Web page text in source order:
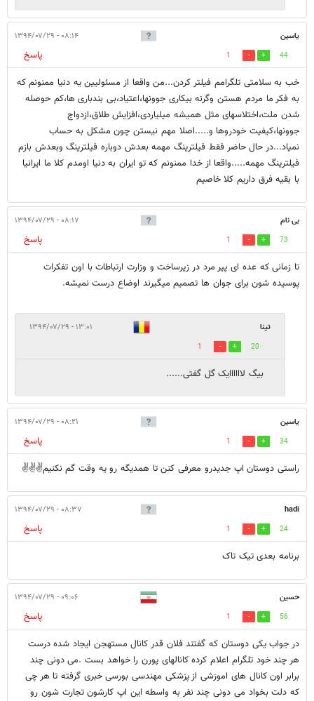
یاسین ۰۸:۱۴ - ۱۳۹۴/۰۷/۲۹
44
1
پاسخ
خب به سلامتی تلگرامم فیلتر کردن...من واقعا از مسئولیین یه دنیا ممنونم که
به فکر ما مردم هستن وگرنه بیکاری جوونها،اعتیاد،بی بندباری ها،کم حوصله
شدن ملت،اختلاسهای مثل همیشه میلیاردی،افزایش طلاق،ازدواج
جوونها،کیفیت خودروها و.....اصلا مهم نیستن چون مشکل به حساب
نمیاد...در حال حاضر فقط فیلترینگ مهمه بعدش دوباره فیلترینگ وبعدش بازم
فیلترینگ مهمه.....واقعا از خدا ممنونم که تو ایران به دنیا اومدم کلا ما ایرانیا
با بقیه فرق داریم کلا خاصیم
بی نام ۰۸:۱۷ - ۱۳۹۴/۰۷/۲۹
73
1
پاسخ
تا زمانی که عده ای پیر مرد در زیرساخت و وزارت ارتباطات با اون تفکرات
پوسیده شون برای جوان ها تصمیم میگیرند اوضاع درست نمیشه.
تینا ۱۳:۰۱ - ۱۳۹۴/۰۷/۲۹
20
1
بیگ لاااااایک گل گفتی......
یاسین ۰۸:۲۱ - ۱۳۹۴/۰۷/۲۹
34
1
پاسخ
راستی دوستان اپ جدیدرو معرفی کنن تا همدیگه رو یه وقت گم نکنیم✌✌✌
hadi ۰۸:۳۷ - ۱۳۹۴/۰۷/۲۹
24
1
پاسخ
برنامه بعدی تیک تاک
حسین ۰۹:۰۶ - ۱۳۹۴/۰۷/۲۹
56
1
پاسخ
در جواب یکی دوستان که گفتند فلان قدر کانال مستهجن ایجاد شده درست
هر چند خود تلگرام اعلام کرده کانالهای پورن را خواهد بست .می دونی چند
برابر اون کانال های اموزشی از پزشکی مهندسی بورسی خبری گرفته تا هر چی
که دلت بخواد می دونی چند نفر به واسطه این اپ کارشون تجارت شون رو